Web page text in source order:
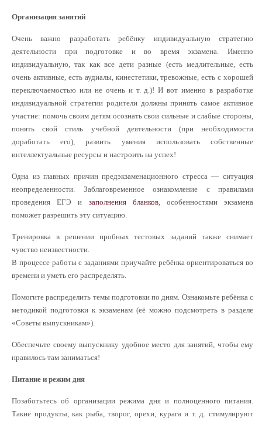
Организация занятий
Очень важно разработать ребёнку индивидуальную стратегию
деятельности при подготовке и во время экзамена. Именно
индивидуальную, так как все дети разные (есть медлительные, есть
очень активные, есть аудиалы, кинестетики, тревожные, есть с хорошей
переключаемостью или не очень и т. д.)! И вот именно в разработке
индивидуальной стратегии родители должны принять самое активное
участие: помочь своим детям осознать свои сильные и слабые стороны,
понять свой стиль учебной деятельности (при необходимости
доработать его), развить умения использовать собственные
интеллектуальные ресурсы и настроить на успех!
Одна из главных причин предэкзаменационного стресса — ситуация
неопределенности. Заблаговременное ознакомление с правилами
проведения ЕГЭ и заполнения бланков, особенностями экзамена
поможет разрешить эту ситуацию.
Тренировка в решении пробных тестовых заданий также снимает
чувство неизвестности.
В процессе работы с заданиями приучайте ребёнка ориентироваться во
времени и уметь его распределять.
Помогите распределить темы подготовки по дням. Ознакомьте ребёнка с
методикой подготовки к экзаменам (её можно подсмотреть в разделе
«Советы выпускникам»).
Обеспечьте своему выпускнику удобное место для занятий, чтобы ему
нравилось там заниматься!
Питание и режим дня
Позаботьтесь об организации режима дня и полноценного питания.
Такие продукты, как рыба, творог, орехи, курага и т. д. стимулируют